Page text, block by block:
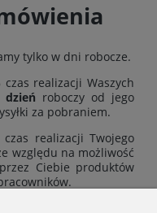
tylko w dni robocze.
czas realizacji Waszych
roboczy od jego
za pobraniem.
realizacji Twojego
względu na możliwość
Ciebie produktów